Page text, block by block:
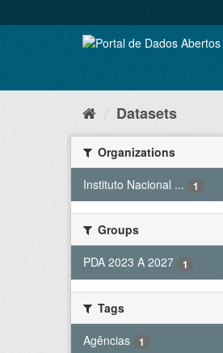
to
Datasets
Organizations
Instituto Nacional ...
1
Groups
PDA 2023 A 2027
1
Tags
Agências
1